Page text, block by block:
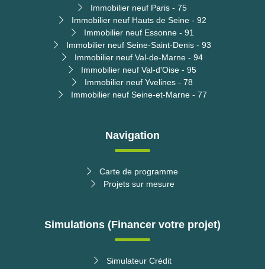
Immobilier neuf Paris - 75
Immobilier neuf Hauts de Seine - 92
Immobilier neuf Essonne - 91
Immobilier neuf Seine-Saint-Denis - 93
Immobilier neuf Val-de-Marne - 94
Immobilier neuf Val-d'Oise - 95
Immobilier neuf Yvelines - 78
Immobilier neuf Seine-et-Marne - 77
Navigation
Carte de programme
Projets sur mesure
Simulations (Financer votre projet)
Simulateur Crédit